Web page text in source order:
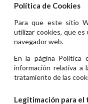
Política de Cookies
Para que este sitio
utilizar cookies, que es
navegador web.
En la página Política
información relativa a
tratamiento de las
Legitimación para